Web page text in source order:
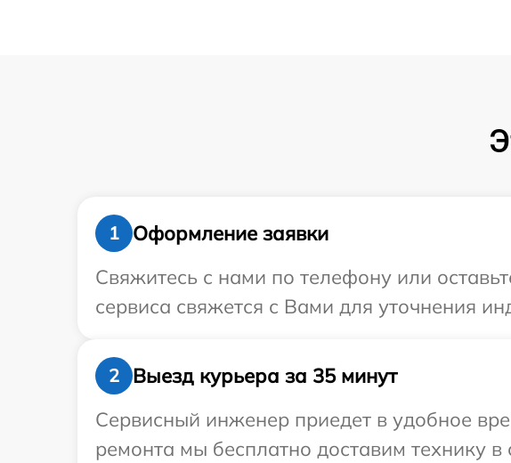
1
Оформление заявки
Свяжитесь с нами по телефону или
сервиса свяжется с Вами для уточнения
2
Выезд курьера за 35 минут
Сервисный инженер приедет в удобное
ремонта мы бесплатно доставим технику